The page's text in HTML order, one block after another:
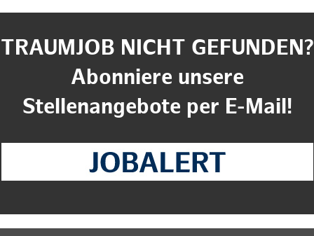
TRAUMJOB NICHT GEFUNDEN?
Abonniere unsere
Stellenangebote per E-Mail!